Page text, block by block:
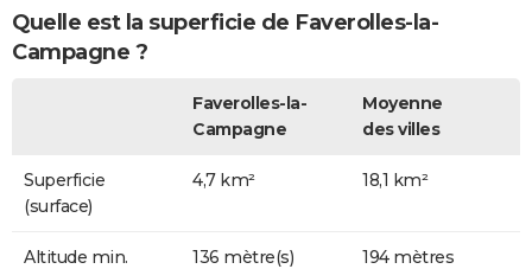
Quelle est la superficie de Faverolles-la-
Campagne ?
Faverolles-la-
Campagne
Moyenne
des villes
Superficie
(surface)
4,7 km² 18,1 km²
Altitude min. 136 mètre(s) 194 mètres